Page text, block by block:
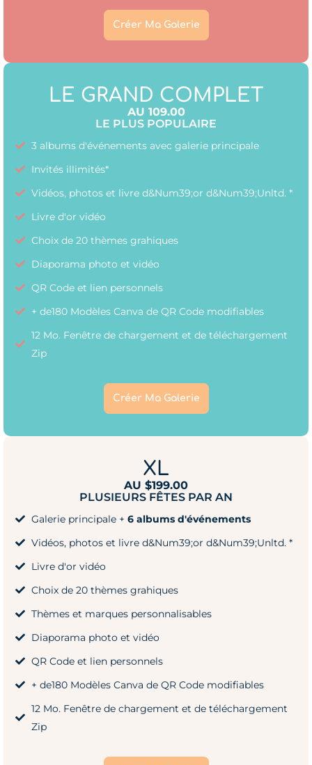
Créer Ma Galerie
LE GRAND COMPLET
AU 109.00
LE PLUS POPULAIRE
3 albums d'événements avec galerie principale
Invités illimités*
Vidéos, photos et livre d&Num39;or d&Num39;Unltd. *
Livre d'or vidéo
Choix de 20 thèmes grahiques
Diaporama photo et vidéo
QR Code et lien personnels
+ de180 Modèles Canva de QR Code modifiables
12 Mo. Fenêtre de chargement et de téléchargement
Zip
Créer Ma Galerie
XL
AU $199.00
PLUSIEURS FÊTES PAR AN
Galerie principale + 6 albums d'événements
Vidéos, photos et livre d&Num39;or d&Num39;Unltd. *
Livre d'or vidéo
Choix de 20 thèmes grahiques
Thèmes et marques personnalisables
Diaporama photo et vidéo
QR Code et lien personnels
+ de180 Modèles Canva de QR Code modifiables
12 Mo. Fenêtre de chargement et de téléchargement
Zip